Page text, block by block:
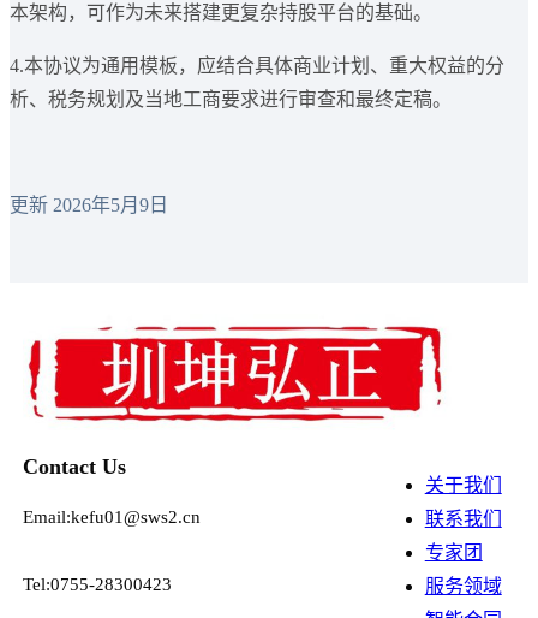
本架构，可作为未来搭建更复杂持股平台的基础。
4.本协议为通用模板，应结合具体商业计划、重大权益的分
析、税务规划及当地工商要求进行审查和最终定稿。
更新 2026年5月9日
Contact Us
Email:kefu01@sws2.cn
Tel:0755-28300423
关于我们
联系我们
专家团
服务领域